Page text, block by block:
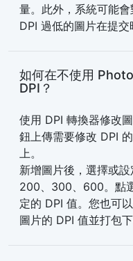
量。此外，系統可能
DPI 過低的圖片在提交
如何在不使用
DPI？
使用 DPI 轉換器修改
鈕上傳需要修改 DPI
上。
新增圖片後，選擇或
200、300、600。點
定的 DPI 值。您也可
圖片的 DPI 值並打包下